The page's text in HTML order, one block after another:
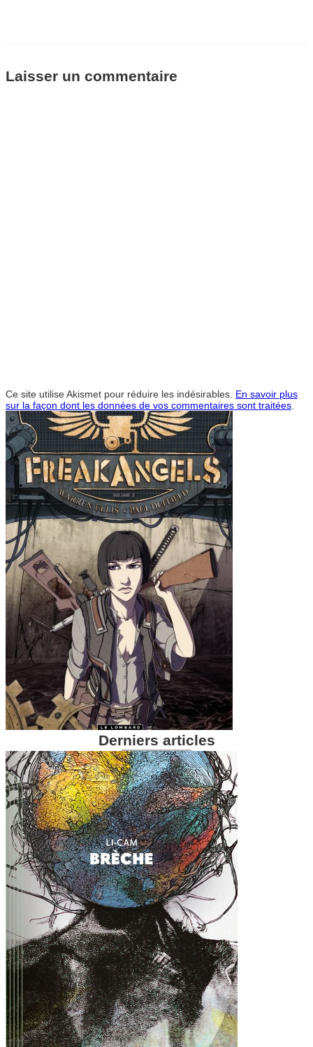
Laisser un commentaire
Ce site utilise Akismet pour réduire les indésirables. En savoir plus
sur la façon dont les données de vos commentaires sont traitées
Derniers articles